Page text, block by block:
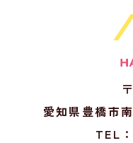
愛知県豊橋市
TEL：